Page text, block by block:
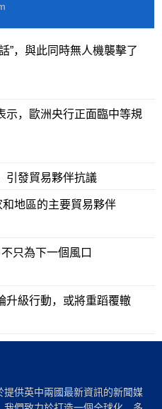
”，與此同時無人機襲擊了
示，歐洲央行正面臨中等規
引發貿易夥伴抗議
地區的主要貿易夥伴
只為下一個風口
升級行動，或將重蹈覆轍
供英中兩國最新資訊的新聞媒